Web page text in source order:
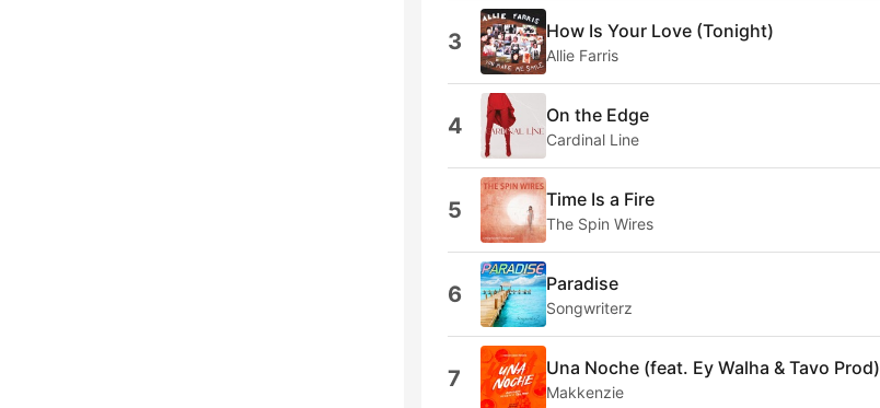
3 How Is Your Love (Tonight)
Allie Farris
4 On the Edge
Cardinal Line
5 Time Is a Fire
The Spin Wires
6 Paradise
Songwriterz
7 Una Noche (feat. Ey Walha & Tavo Prod)
Makkenzie